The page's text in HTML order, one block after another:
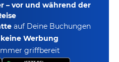
– vor und während der
auf Deine Buchungen
keine Werbung
griffbereit